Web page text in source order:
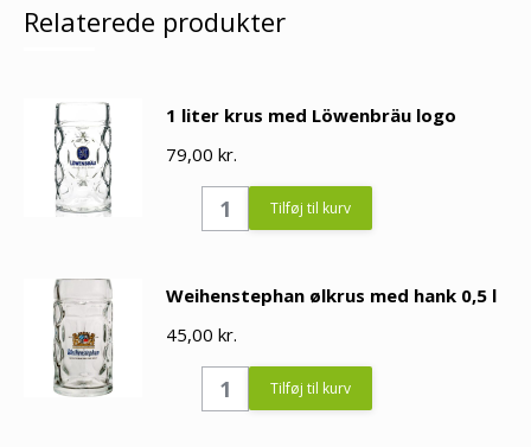
Relaterede produkter
1 liter krus med Löwenbräu logo
79,00 kr.
liter
med
Löwenbräu
logo
quantity
Tilføj til kurv
Weihenstephan ølkrus med hank 0,5 l
45,00 kr.
Weihenstephan
ølkrus
Tilføj til kurv